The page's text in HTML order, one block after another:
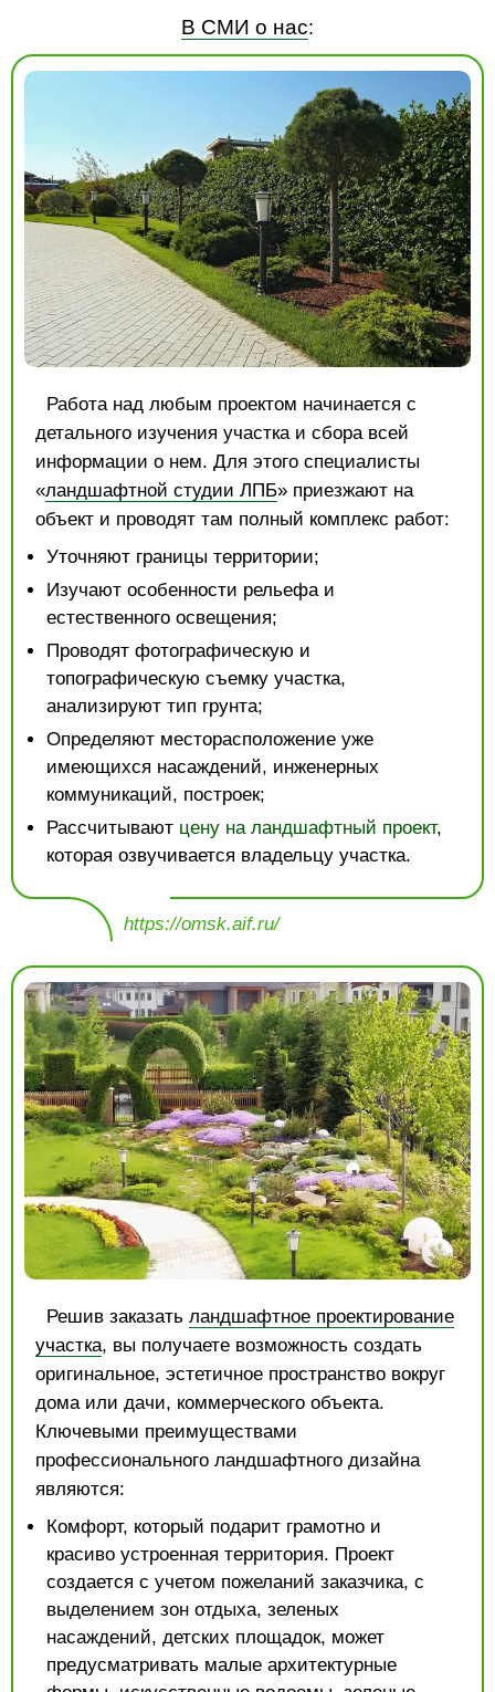
В СМИ о нас:
Работа над любым проектом начинается с
детального изучения участка и сбора всей
информации о нем. Для этого специалисты
«ландшафтной студии ЛПБ» приезжают на
объект и проводят там полный комплекс работ:
Уточняют границы территории;
Изучают особенности рельефа и
естественного освещения;
Проводят фотографическую и
топографическую съемку участка,
анализируют тип грунта;
Определяют месторасположение уже
имеющихся насаждений, инженерных
коммуникаций, построек;
Рассчитывают цену на ландшафтный проект,
которая озвучивается владельцу участка.
https://omsk.aif.ru/
Решив заказать ландшафтное проектирование
участка, вы получаете возможность создать
оригинальное, эстетичное пространство вокруг
дома или дачи, коммерческого объекта.
Ключевыми преимуществами
профессионального ландшафтного дизайна
являются:
Комфорт, который подарит грамотно и
красиво устроенная территория. Проект
создается с учетом пожеланий заказчика, с
выделением зон отдыха, зеленых
насаждений, детских площадок, может
предусматривать малые архитектурные